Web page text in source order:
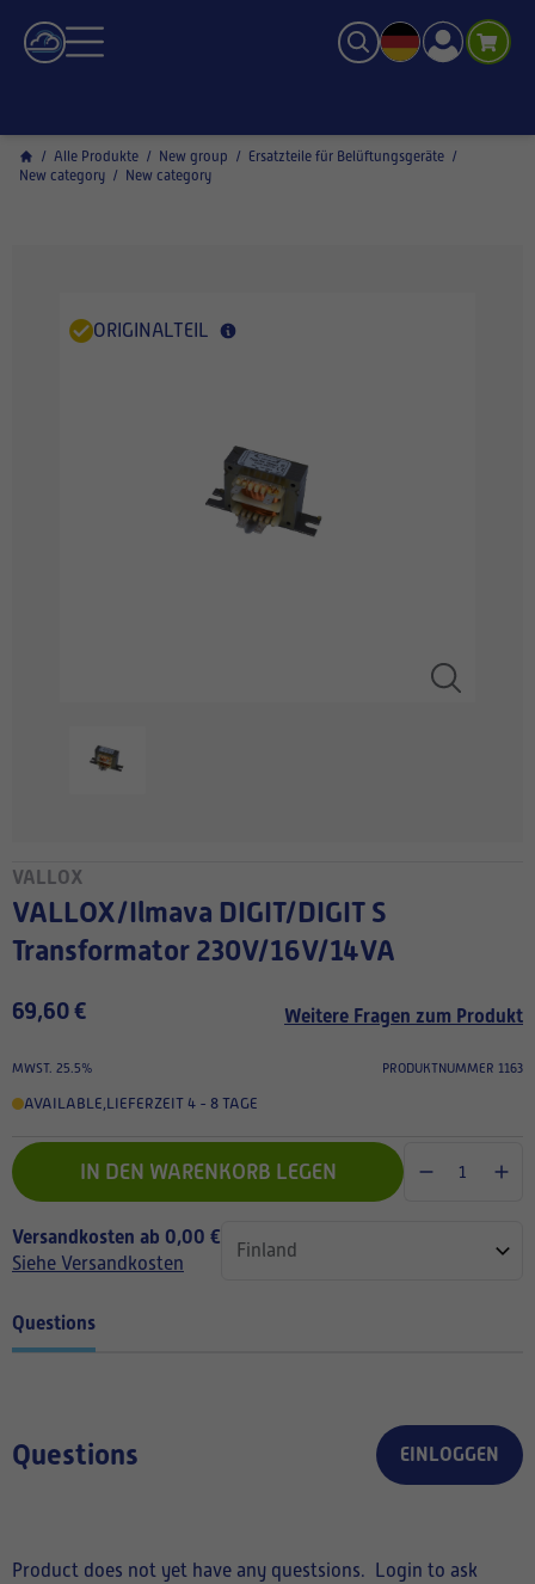
/ Alle Produkte / New group / Ersatzteile für Belüftungsgeräte /
New category / New category
ORIGINALTEIL
VALLOX
VALLOX/Ilmava DIGIT/DIGIT S
Transformator 230V/16V/14VA
69,60 € Weitere Fragen zum Produkt
MWST. 25.5% PRODUKTNUMMER 1163
AVAILABLE,LIEFERZEIT 4 - 8 TAGE
IN DEN WARENKORB LEGEN
Versandkosten ab 0,00 €
Siehe Versandkosten
Questions
Questions EINLOGGEN
Product does not yet have any questsions.
Login to ask